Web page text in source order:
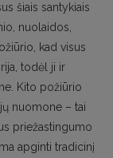
šiais santykiais
nuolaidos,
kad visus
todėl ji ir
Kito požiūrio
nuomone – tai
priežastingumo
apginti tradicinį